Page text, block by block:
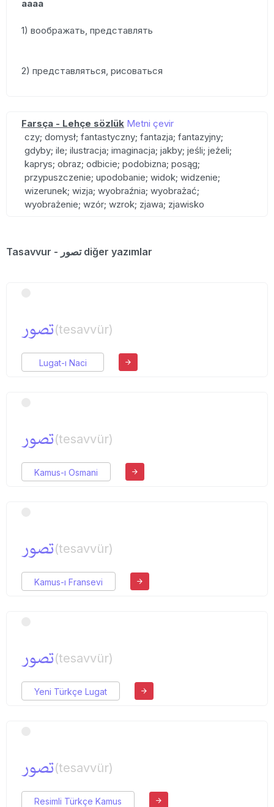
аааа
1) воображать, представлять
2) представляться, рисоваться
Farsça - Lehçe sözlük Metni çevir
czy; domysł; fantastyczny; fantazja; fantazyjny;
gdyby; ile; ilustracja; imaginacja; jakby; jeśli; jeżeli;
kaprys; obraz; odbicie; podobizna; posąg;
przypuszczenie; upodobanie; widok; widzenie;
wizerunek; wizja; wyobraźnia; wyobrażać;
wyobrażenie; wzór; wzrok; zjawa; zjawisko
Tasavvur - تصور diğer yazımlar
تصور(tesavvür)
Lugat-ı Naci
تصور(tesavvür)
Kamus-ı Osmani
تصور(tesavvür)
Kamus-ı Fransevi
تصور(tesavvür)
Yeni Türkçe Lugat
تصور(tesavvür)
Resimli Türkçe Kamus